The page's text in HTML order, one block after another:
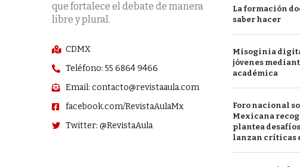
que fortalece el debate de manera
libre y plural.
CDMX
Teléfono: 55 6864 9466
Email: contacto@revistaaula.com
facebook.com/RevistaAulaMx
Twitter: @RevistaAula
La formación
saber hacer
Misoginia
jóvenes
académica
Foro nacional
Mexicana
plantea
lanzan críticas